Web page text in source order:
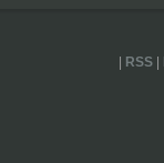
RSS|